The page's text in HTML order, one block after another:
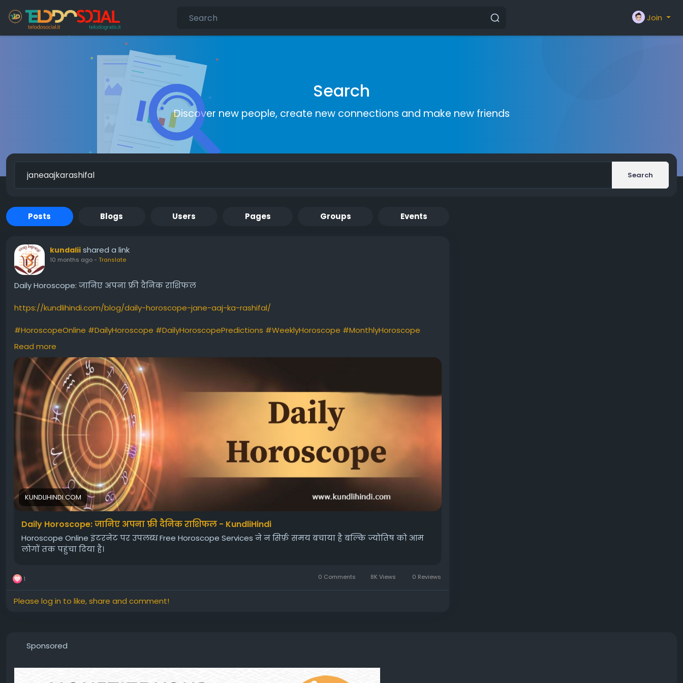
Join
Search
Discover new people, create new connections and make new friends
Search
Posts Blogs Users Pages Groups Events
kundalii shared a link
10 months ago- Translate
Daily Horoscope: जानिए अपना फ्री दैनिक राशिफल
https://kundlihindi.com/blog/daily-horoscope-jane-aaj-ka-rashifal/
#HoroscopeOnline #DailyHoroscope #DailyHoroscopePredictions #WeeklyHoroscope #MonthlyHoroscope
#PersonalHoroscope
#VinayBajrangiKarmaAstroApp
#janeaajkarashifal
Read more
KUNDLIHINDI.COM
Daily Horoscope: जानिए अपना फ्री दैनिक राशिफल - KundliHindi
Horoscope Online इंटरनेट पर उपलब्ध Free Horoscope Services ने न सिर्फ़ समय बचाया है बल्कि ज्योतिष को आम
लोगों तक पहुंचा दिया है।
1 0 Comments 8K Views 0 Reviews
Please log in to like, share and comment!
Sponsored